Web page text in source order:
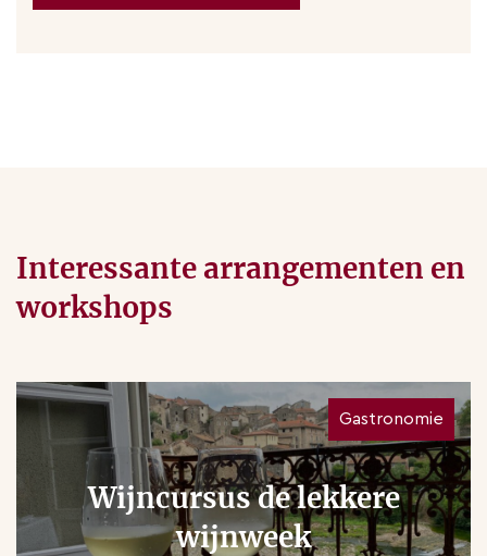
Interessante arrangementen en
workshops
Gastronomie
Wijncursus de lekkere
wijnweek